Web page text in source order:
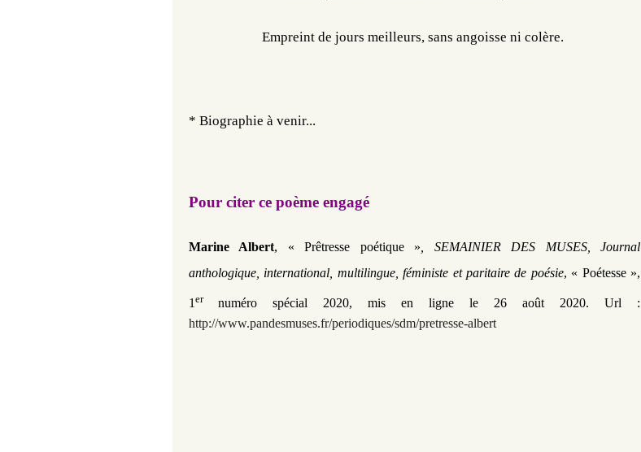
Empreint de jours meilleurs, sans angoisse ni colère.
* Biographie à venir...
Pour citer ce poème engagé
Marine Albert, « Prêtresse poétique » , SEMAINIER DES MUSES, Journal
anthologique, international, multilingue, féministe et paritaire de poésie, « Poétesse »,
1 er numéro spécial 2020, mis en ligne le 26 août 2020. Url :
http://www.pandesmuses.fr/periodiques/sdm/pretresse-albert